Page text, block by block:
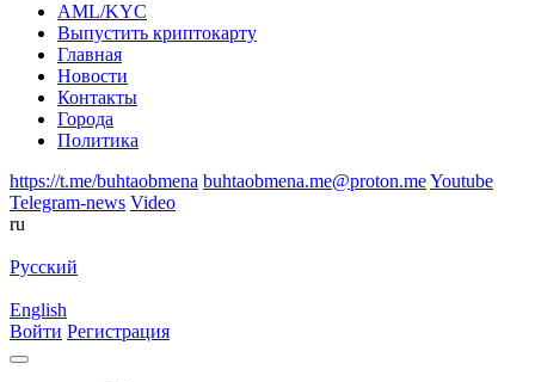
AML/KYC
Выпустить криптокарту
Главная
Новости
Контакты
Города
Политика
https://t.me/buhtaobmena buhtaobmena.me@proton.meYoutube
Telegram-news Video
ru
Русский
English
Войти Регистрация